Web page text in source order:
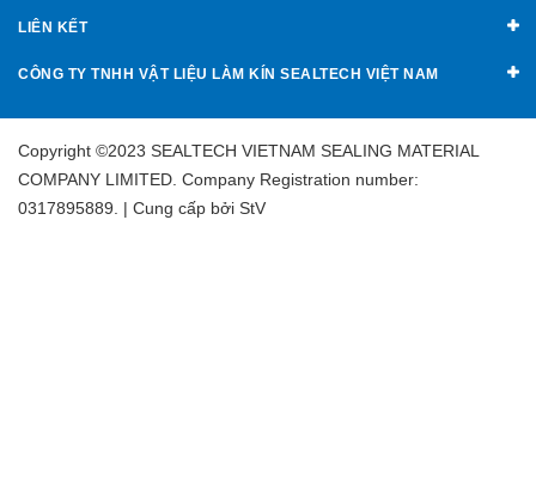
LIÊN KẾT
CÔNG TY TNHH VẬT LIỆU LÀM KÍN SEALTECH VIỆT NAM
Copyright ©2023 SEALTECH VIETNAM SEALING MATERIAL
COMPANY LIMITED. Company Registration number:
0317895889. | Cung cấp bởi StV